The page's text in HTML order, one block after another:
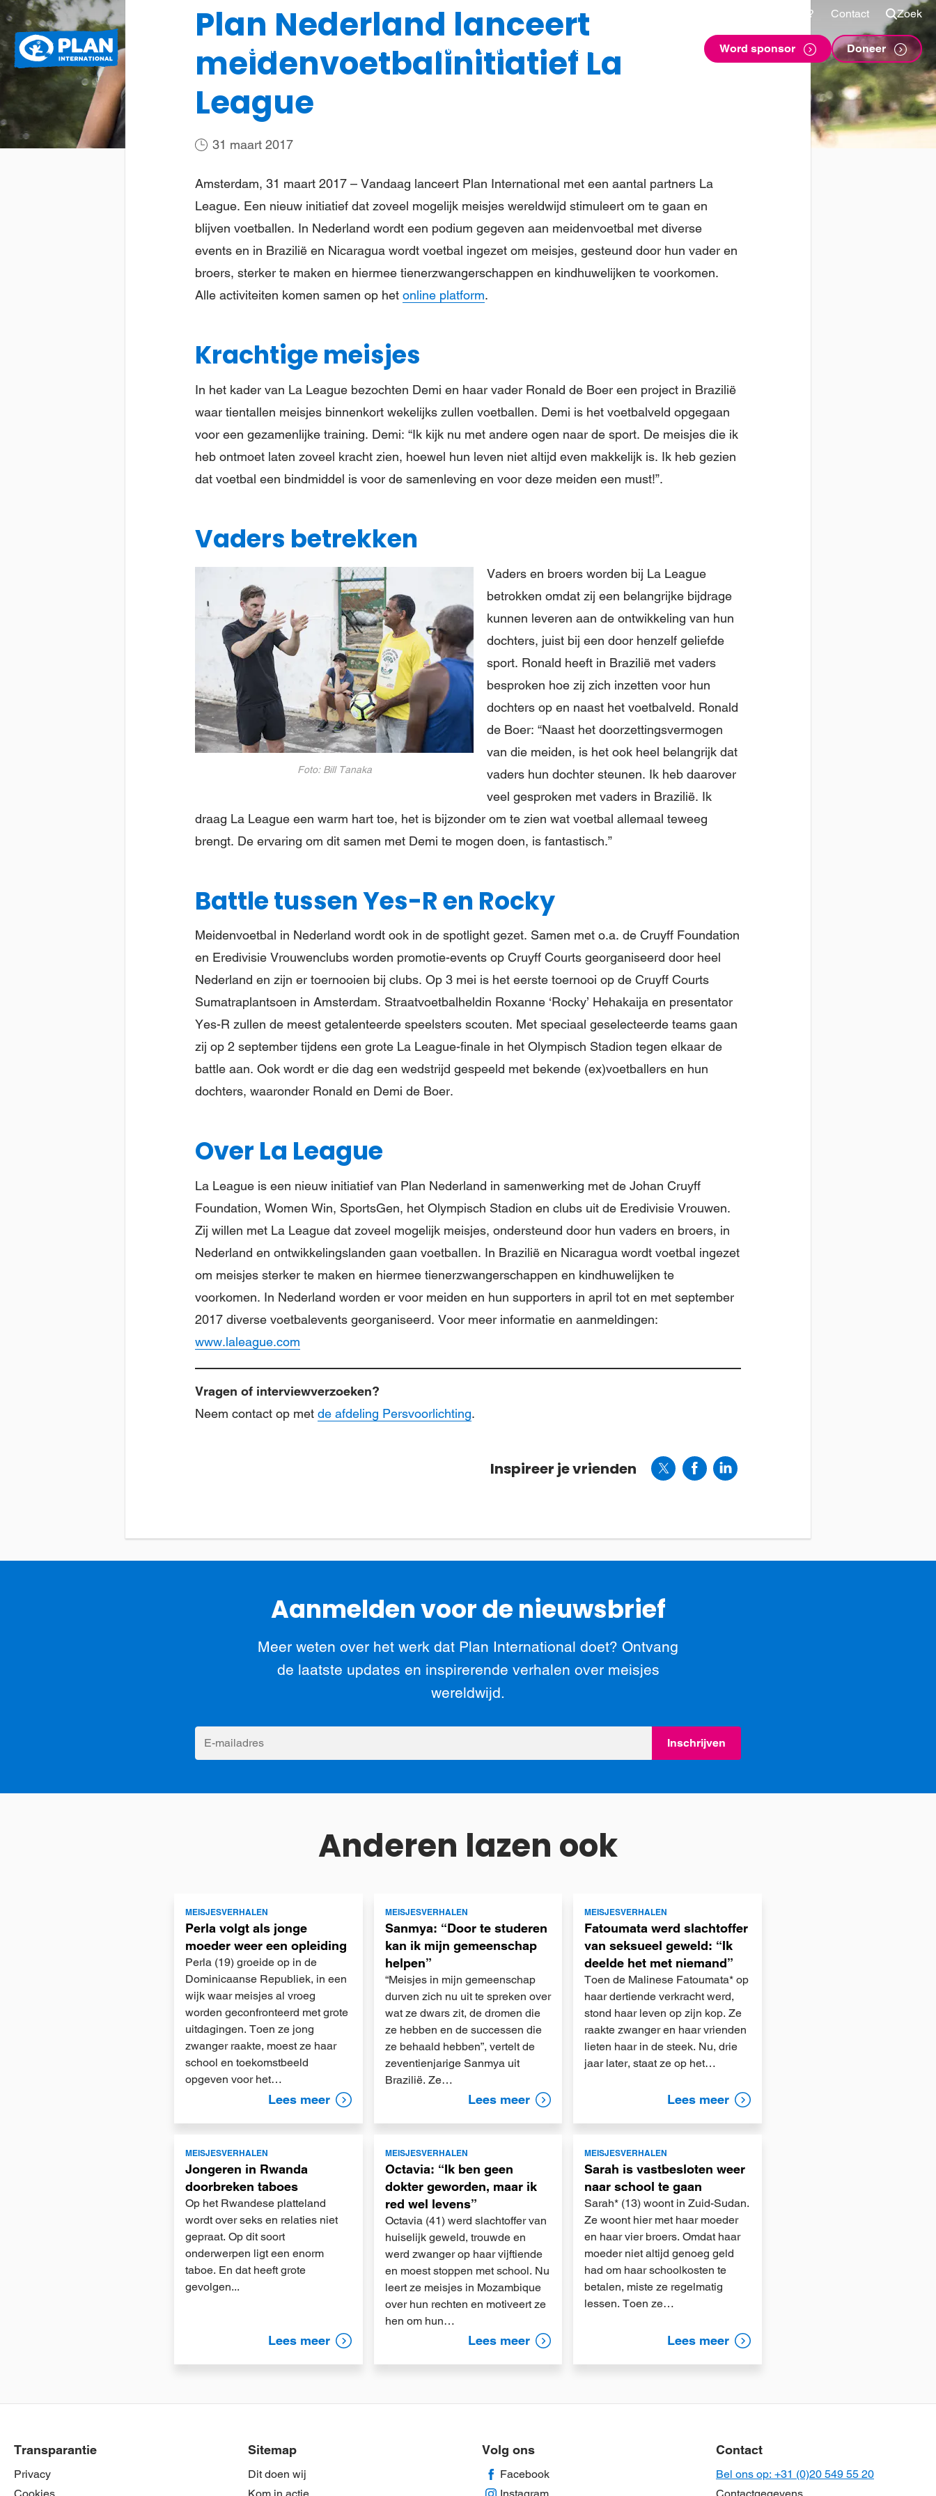
Vragen? Contact Zoek
Plan
International
Wat we doen Nieuws & verhalen Over ons Word sponsor Doneer
Plan Nederland lanceert
meidenvoetbalinitiatief La
League
31 maart 2017
Amsterdam, 31 maart 2017 – Vandaag lanceert Plan International met een aantal partners La
League. Een nieuw initiatief dat zoveel mogelijk meisjes wereldwijd stimuleert om te gaan en
blijven voetballen. In Nederland wordt een podium gegeven aan meidenvoetbal met diverse
events en in Brazilië en Nicaragua wordt voetbal ingezet om meisjes, gesteund door hun vader en
broers, sterker te maken en hiermee tienerzwangerschappen en kindhuwelijken te voorkomen.
Alle activiteiten komen samen op het online platform.
Krachtige meisjes
In het kader van La League bezochten Demi en haar vader Ronald de Boer een project in Brazilië
waar tientallen meisjes binnenkort wekelijks zullen voetballen. Demi is het voetbalveld opgegaan
voor een gezamenlijke training. Demi: “Ik kijk nu met andere ogen naar de sport. De meisjes die ik
heb ontmoet laten zoveel kracht zien, hoewel hun leven niet altijd even makkelijk is. Ik heb gezien
dat voetbal een bindmiddel is voor de samenleving en voor deze meiden een must!”.
Vaders betrekken
Foto: Bill Tanaka
Vaders en broers worden bij La League
betrokken omdat zij een belangrijke bijdrage
kunnen leveren aan de ontwikkeling van hun
dochters, juist bij een door henzelf geliefde
sport. Ronald heeft in Brazilië met vaders
besproken hoe zij zich inzetten voor hun
dochters op en naast het voetbalveld. Ronald
de Boer: “Naast het doorzettingsvermogen
van die meiden, is het ook heel belangrijk dat
vaders hun dochter steunen. Ik heb daarover
veel gesproken met vaders in Brazilië. Ik
draag La League een warm hart toe, het is bijzonder om te zien wat voetbal allemaal teweeg
brengt. De ervaring om dit samen met Demi te mogen doen, is fantastisch.”
Battle tussen Yes-R en Rocky
Meidenvoetbal in Nederland wordt ook in de spotlight gezet. Samen met o.a. de Cruyff Foundation
en Eredivisie Vrouwenclubs worden promotie-events op Cruyff Courts georganiseerd door heel
Nederland en zijn er toernooien bij clubs. Op 3 mei is het eerste toernooi op de Cruyff Courts
Sumatraplantsoen in Amsterdam. Straatvoetbalheldin Roxanne ‘Rocky’ Hehakaija en presentator
Yes-R zullen de meest getalenteerde speelsters scouten. Met speciaal geselecteerde teams gaan
zij op 2 september tijdens een grote La League-finale in het Olympisch Stadion tegen elkaar de
battle aan. Ook wordt er die dag een wedstrijd gespeeld met bekende (ex)voetballers en hun
dochters, waaronder Ronald en Demi de Boer.
Over La League
La League is een nieuw initiatief van Plan Nederland in samenwerking met de Johan Cruyff
Foundation, Women Win, SportsGen, het Olympisch Stadion en clubs uit de Eredivisie Vrouwen.
Zij willen met La League dat zoveel mogelijk meisjes, ondersteund door hun vaders en broers, in
Nederland en ontwikkelingslanden gaan voetballen. In Brazilië en Nicaragua wordt voetbal ingezet
om meisjes sterker te maken en hiermee tienerzwangerschappen en kindhuwelijken te
voorkomen. In Nederland worden er voor meiden en hun supporters in april tot en met september
2017 diverse voetbalevents georganiseerd. Voor meer informatie en aanmeldingen:
www.laleague.com
Vragen of interviewverzoeken?
Neem contact op met de afdeling Persvoorlichting.
Inspireer je vrienden
Aanmelden voor de nieuwsbrief
Meer weten over het werk dat Plan International doet? Ontvang
de laatste updates en inspirerende verhalen over meisjes
wereldwijd.
E-
mailadres
Inschrijven
Anderen lazen ook
MEISJESVERHALEN
Perla volgt als jonge
moeder weer een opleiding
Perla (19) groeide op in de
Dominicaanse Republiek, in een
wijk waar meisjes al vroeg
worden geconfronteerd met grote
uitdagingen. Toen ze jong
zwanger raakte, moest ze haar
school en toekomstbeeld
opgeven voor het…
Lees meer
meer
MEISJESVERHALEN
Sanmya: “Door te studeren
kan ik mijn gemeenschap
helpen”
“Meisjes in mijn gemeenschap
durven zich nu uit te spreken over
wat ze dwars zit, de dromen die
ze hebben en de successen die
ze behaald hebben”, vertelt de
zeventienjarige Sanmya uit
Brazilië. Ze…
Lees meer
meer
MEISJESVERHALEN
Fatoumata werd slachtoffer
van seksueel geweld: “Ik
deelde het met niemand”
Toen de Malinese Fatoumata* op
haar dertiende verkracht werd,
stond haar leven op zijn kop. Ze
raakte zwanger en haar vrienden
lieten haar in de steek. Nu, drie
jaar later, staat ze op het…
Lees meer
meer
MEISJESVERHALEN
Jongeren in Rwanda
doorbreken taboes
Op het Rwandese platteland
wordt over seks en relaties niet
gepraat. Op dit soort
onderwerpen ligt een enorm
taboe. En dat heeft grote
gevolgen...
Lees meer
meer
MEISJESVERHALEN
Octavia: “Ik ben geen
dokter geworden, maar ik
red wel levens”
Octavia (41) werd slachtoffer van
huiselijk geweld, trouwde en
werd zwanger op haar vijftiende
en moest stoppen met school. Nu
leert ze meisjes in Mozambique
over hun rechten en motiveert ze
hen om hun…
Lees meer
meer
MEISJESVERHALEN
Sarah is vastbesloten weer
naar school te gaan
Sarah* (13) woont in Zuid-Sudan.
Ze woont hier met haar moeder
en haar vier broers. Omdat haar
moeder niet altijd genoeg geld
had om haar schoolkosten te
betalen, miste ze regelmatig
lessen. Toen ze…
Lees meer
meer
Transparantie
Privacy
Sitemap
Dit doen wij
Volg ons
Facebook
Contact
Bel ons op: +31 (0)20 549 55 20